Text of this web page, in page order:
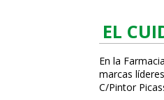
EL
En la
marcas
C/Pintor